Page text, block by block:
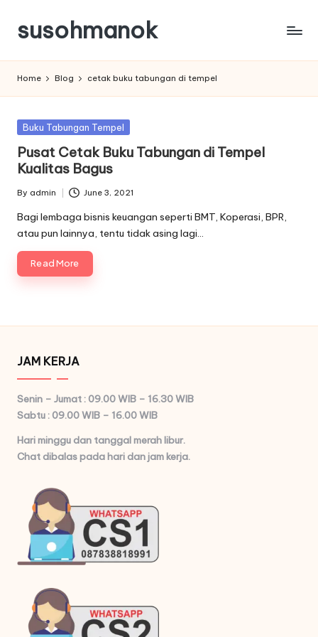
Skip
content
susohmanok
Home Blog cetak buku tabungan di tempel
Posted
Buku Tabungan Tempel
Pusat Cetak Buku Tabungan di Tempel
Kualitas Bagus
Posted
by
By admin June 3, 2021
Bagi lembaga bisnis keuangan seperti BMT, Koperasi, BPR,
atau pun lainnya, tentu tidak asing lagi…
Read More
JAM KERJA
Senin – Jumat : 09.00 WIB – 16.30 WIB
Sabtu : 09.00 WIB – 16.00 WIB
Hari minggu dan tanggal merah libur.
Chat dibalas pada hari dan jam kerja.